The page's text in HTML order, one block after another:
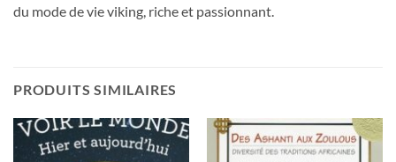
du mode de vie viking, riche et passionnant.
PRODUITS SIMILAIRES